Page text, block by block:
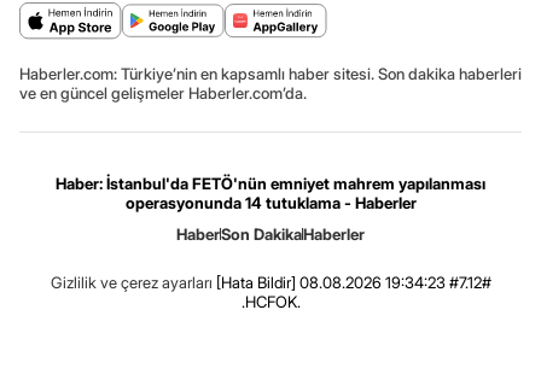
Haberler.com: Türkiye’nin en kapsamlı haber sitesi. Son dakika haberleri
ve en güncel gelişmeler Haberler.com’da.
Haber: İstanbul'da FETÖ'nün emniyet mahrem yapılanması
operasyonunda 14 tutuklama - Haberler
HaberSon DakikaHaberler
Gizlilik ve çerez ayarları [Hata Bildir] 08.08.2026 19:34:23 #7.12#
.HCFOK.